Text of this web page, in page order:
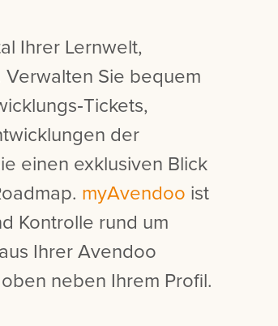
Ihrer Lernwelt,
Sie bequem
der
einen exklusiven Blick
myAvendoo ist
Kontrolle rund um
Ihrer Avendoo
neben Ihrem Profil.